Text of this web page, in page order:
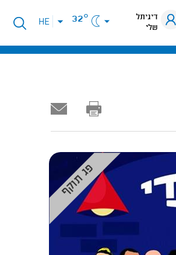
דיגיתל
שלי
32°
פתיחת
תפריט
HE
פג תוקף